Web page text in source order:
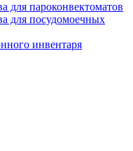
пароконвектоматов
для посудомоечных
инвентаря